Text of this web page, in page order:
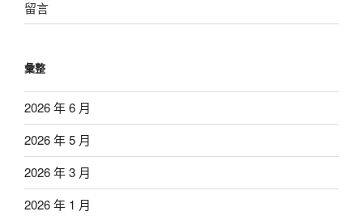
留言
彙整
2026 年 6 月
2026 年 5 月
2026 年 3 月
2026 年 1 月